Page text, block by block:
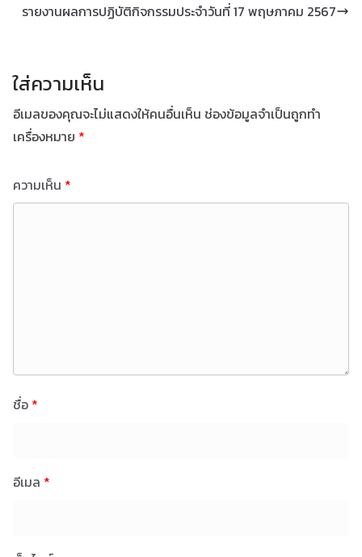
รายงานผลการปฏิบัติกิจกรรมประจำวันที่ 17 พฤษภาคม 2567
ใส่ความเห็น
อีเมลของคุณจะไม่แสดงให้คนอื่นเห็น ช่องข้อมูลจำเป็นถูกทำ
เครื่องหมาย *
ความเห็น *
ชื่อ *
อีเมล *